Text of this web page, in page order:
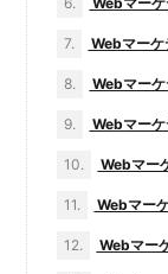
7. Webマーケ
8. Webマー
9. Webマー
10. Webマー
11. Webマー
12. Webマー